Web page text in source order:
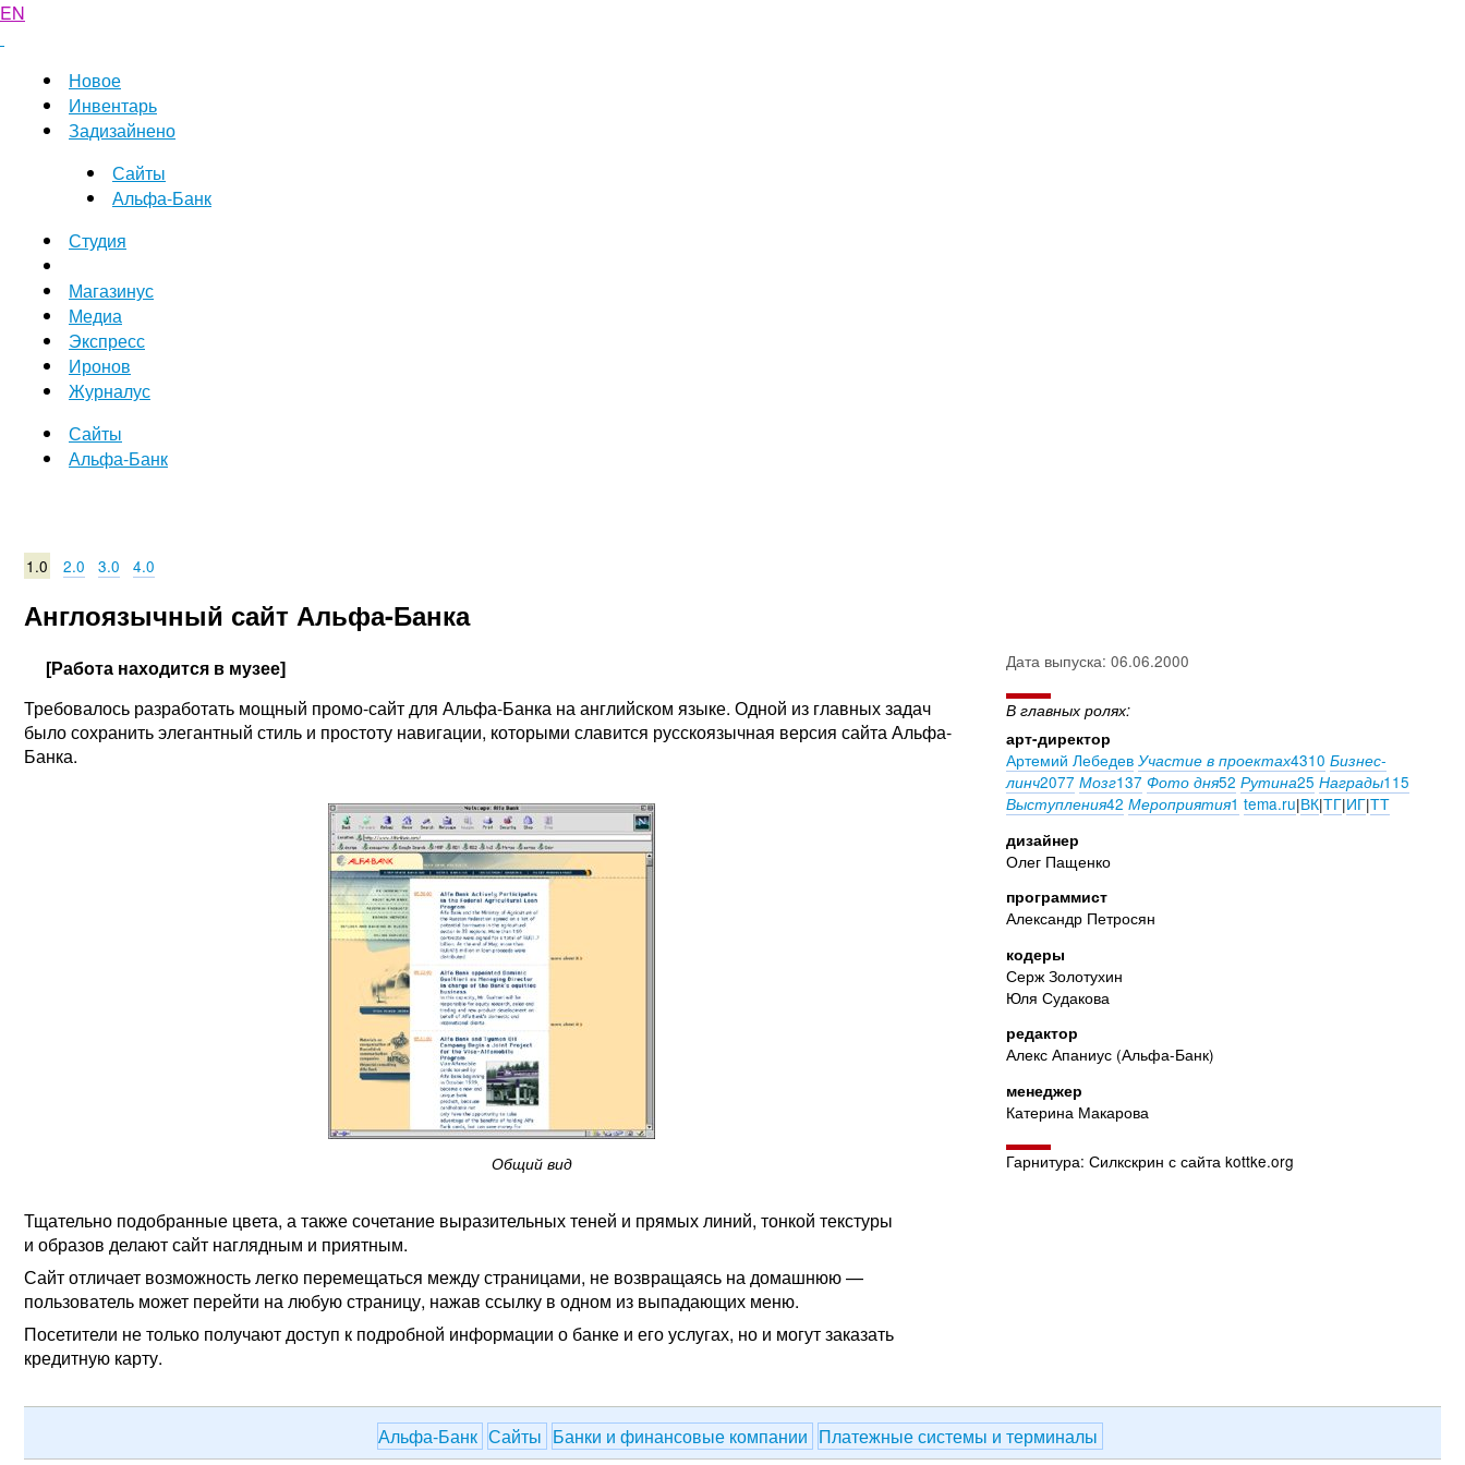
EN
Новое
Инвентарь
Задизайнено
Сайты
Альфа-Банк
Студия
Магазинус
Медиа
Экспресс
Иронов
Журналус
Сайты
Альфа-Банк
1.0 2.0 3.0 4.0
Англоязычный сайт Альфа-Банка
[Работа находится в музее]
Требовалось разработать мощный промо-сайт для Альфа-Банка на английском языке. Одной из главных задач
было сохранить элегантный стиль и простоту навигации, которыми славится русскоязычная версия сайта Альфа-
Банка.
Общий вид
Тщательно подобранные цвета, а также сочетание выразительных теней и прямых линий, тонкой текстуры
и образов делают сайт наглядным и приятным.
Сайт отличает возможность легко перемещаться между страницами, не возвращаясь на домашнюю —
пользователь может перейти на любую страницу, нажав ссылку в одном из выпадающих меню.
Посетители не только получают доступ к подробной информации о банке и его услугах, но и могут заказать
кредитную карту.
Дата выпуска: 06.06.2000
В главных ролях:
арт-директор
Артемий Лебедев Участие в проектах4310 Бизнес-
линч2077 Мозг137 Фото дня52 Рутина25 Награды115
Выступления42 Мероприятия1 tema.ru|ВК|ТГ|ИГ|ТТ
дизайнер
Олег Пащенко
программист
Александр Петросян
кодеры
Серж Золотухин
Юля Судакова
редактор
Алекс Апаниус (Альфа-Банк)
менеджер
Катерина Макарова
Гарнитура: Силкскрин с сайта kottke.org
Альфа-Банк Сайты Банки и финансовые компании Платежные системы и терминалы